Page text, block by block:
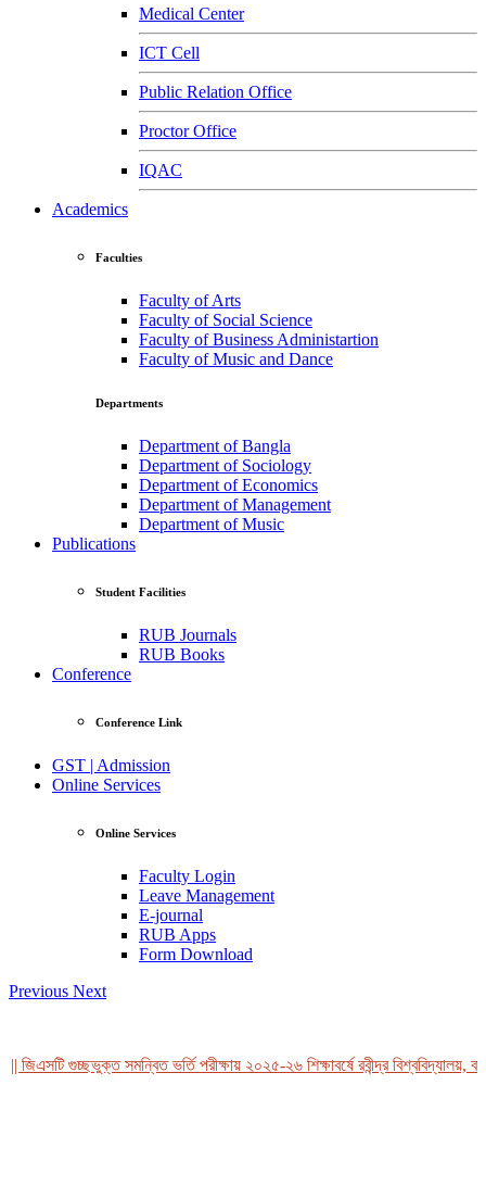
Medical Center
ICT Cell
Public Relation Office
Proctor Office
IQAC
Academics
Faculties
Faculty of Arts
Faculty of Social Science
Faculty of Business Administartion
Faculty of Music and Dance
Departments
Department of Bangla
Department of Sociology
Department of Economics
Department of Management
Department of Music
Publications
Student Facilities
RUB Journals
RUB Books
Conference
Conference Link
GST | Admission
Online Services
Online Services
Faculty Login
Leave Management
E-journal
RUB Apps
Form Download
Previous Next
গুচ্ছভুক্ত সমন্বিত ভর্তি পরীক্ষায় ২০২৫-২৬ শিক্ষাবর্ষে রবীন্দ্র বিশ্ববিদ্যালয়,